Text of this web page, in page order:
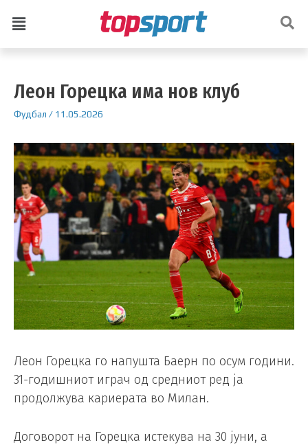
Леон Горецка има нов клуб
Фудбал / 11.05.2026
Леон Горецка го напушта Баерн по осум години.
31-годишниот играч од средниот ред ја
продолжува кариерата во Милан.
Договорот на Горецка истекува на 30 јуни, а